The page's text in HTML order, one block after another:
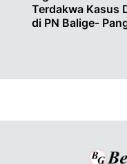
Terdakwa Kasus
di PN Balige-